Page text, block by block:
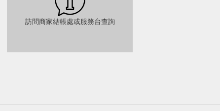
訪問商家結帳處或服務台查詢